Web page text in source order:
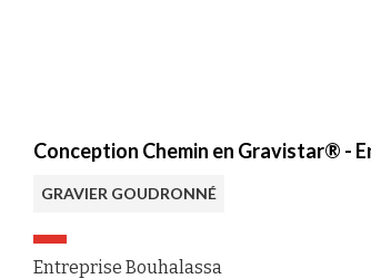
Conception Chemin en Gravistar® -
GRAVIER GOUDRONNÉ
Entreprise Bouhalassa